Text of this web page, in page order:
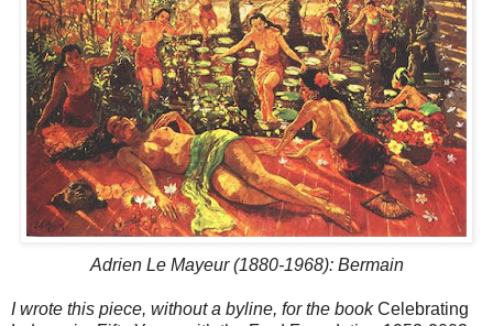
Adrien Le Mayeur (1880-1968): Bermain
I wrote this piece, without a byline, for the bookCelebrating